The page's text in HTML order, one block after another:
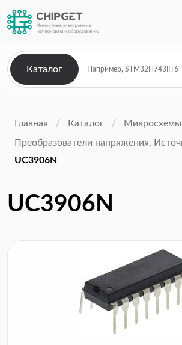
Каталог
Главная Каталог
Микросхемы
Преобразователи напряжения,
UC3906N
UC3906N